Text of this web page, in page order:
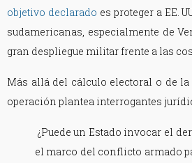
objetivo declarado es proteger a EE.
sudamericanas, especialmente de
gran despliegue militar frente a las
Más allá del cálculo electoral o de
operación plantea interrogantes
¿Puede un Estado invocar el
el marco del conflicto armado